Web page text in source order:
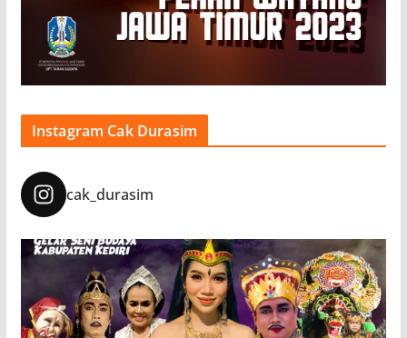
Instagram Cak Durasim
cak_durasim